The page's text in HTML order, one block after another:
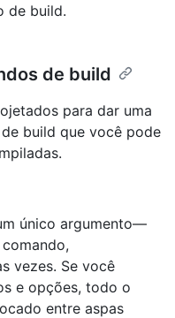
de build.
de build
para dar uma
build que você pode
único argumento—
vezes. Se você
e opções, todo o
entre aspas